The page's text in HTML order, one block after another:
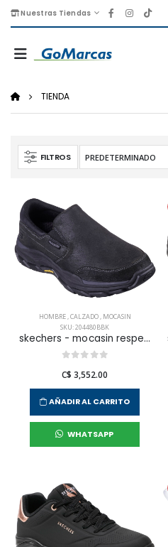
Nuestras Tiendas
TIENDA
FILTROS
HOMBRE,CALZADO, MOCASIN
SKU: 204480BBK
skechers - mocasin respected para hombre
C$ 3,552.00
AÑADIR AL CARRITO
WHATSAPP